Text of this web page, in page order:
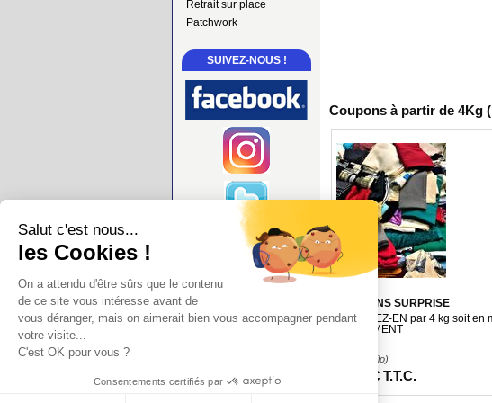
Retrait sur place
Patchwork
SUIVEZ-NOUS !
Coupons à partir de 4Kg
COUPONS SURPRISE
PROFITEZ-EN par 4 kg soit en
SEULEMENT
/Kilo)
€ T.T.C.
Salut c'est nous...
les Cookies !
On a attendu d'être sûrs que le contenu
de ce site vous intéresse avant de
vous déranger, mais on aimerait bien vous accompagner pendant
votre visite...
C'est OK pour vous ?
Consentements certifiés par